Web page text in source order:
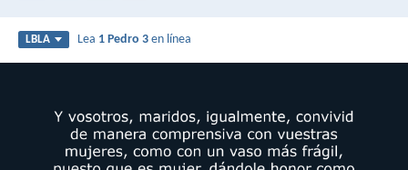
LBLA Lea 1 Pedro 3 en línea